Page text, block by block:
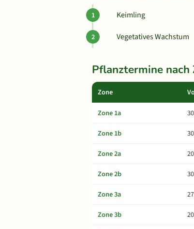
Keimling
Vegetatives Wachstum
Pflanztermine nach
Zone
Zone 1a
Zone 1b
Zone 2a
Zone 2b
Zone 3a
Zone 3b